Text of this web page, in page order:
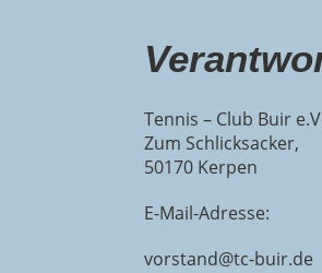
Tennis – Club Buir
Zum Schlicksacker,
50170 Kerpen
E-Mail-Adresse:
vorstand@tc-buir.de